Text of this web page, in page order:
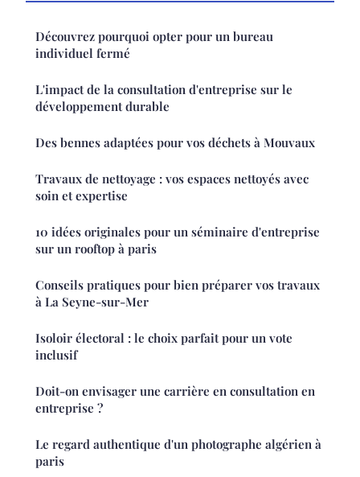
Découvrez pourquoi opter pour un bureau
individuel fermé
L'impact de la consultation d'entreprise sur le
développement durable
Des bennes adaptées pour vos déchets à Mouvaux
Travaux de nettoyage : vos espaces nettoyés avec
soin et expertise
10 idées originales pour un séminaire d'entreprise
sur un rooftop à paris
Conseils pratiques pour bien préparer vos travaux
à La Seyne-sur-Mer
Isoloir électoral : le choix parfait pour un vote
inclusif
Doit-on envisager une carrière en consultation en
entreprise ?
Le regard authentique d'un photographe algérien à
paris